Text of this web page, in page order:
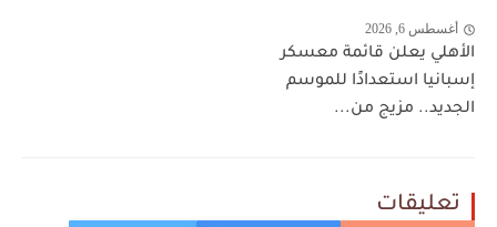
أغسطس 6, 2026
الأهلي يعلن قائمة معسكر
إسبانيا استعدادًا للموسم
الجديد.. مزيج من...
تعليقات